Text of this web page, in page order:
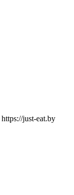
https://just-eat.by